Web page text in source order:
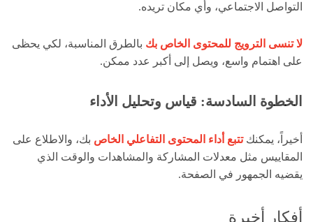
التواصل الاجتماعي، وأي مكان تريده.
لا تنسى الترويج للمحتوى الخاص بك بالطرق المناسبة، لكي يحظى
على اهتمام واسع، ويصل إلى أكبر عدد ممكن.
الخطوة السادسة: قياس وتحليل الأداء
أخيراً، يمكنكتتبع أداء المحتوى التفاعلي الخاص بك، والاطلاع على
المقاييس مثل معدلات المشاركة والمشاهدات والوقت الذي
يقضيه الجمهور في الصفحة.
أفكار أخيرة